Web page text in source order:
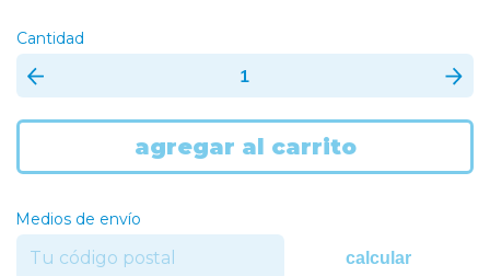
Cantidad
Medios de envío
calcular